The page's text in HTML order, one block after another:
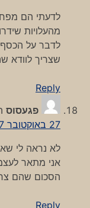
לדעתי הם
מהעלויות
לדבר על
שצריך לוודא
Reply
פגעסוס
27 באוקטובר 2007 בשעה 23:10
לא נראה לי
אני מתאר
הסכום שהם
Reply